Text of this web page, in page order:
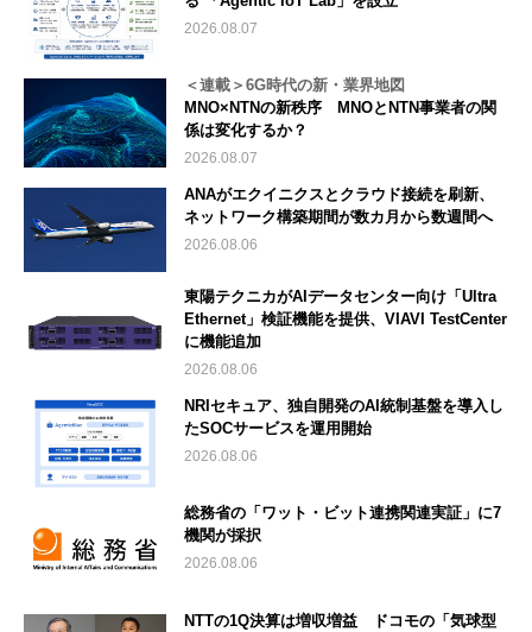
2026.08.07
＜連載＞6G時代の新・業界地図
MNO×NTNの新秩序 MNOとNTN事業者の関
係は変化するか？
2026.08.07
ANAがエクイニクスとクラウド接続を刷新、
ネットワーク構築期間が数カ月から数週間へ
2026.08.06
東陽テクニカがAIデータセンター向け「Ultra
Ethernet」検証機能を提供、VIAVI TestCenter
に機能追加
2026.08.06
NRIセキュア、独自開発のAI統制基盤を導入し
たSOCサービスを運用開始
2026.08.06
総務省の「ワット・ビット連携関連実証」に7
機関が採択
2026.08.06
NTTの1Q決算は増収増益 ドコモの「気球型